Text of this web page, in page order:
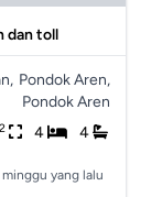
dan toll
Pondok Aren,
Pondok Aren
2 4 4
minggu yang lalu